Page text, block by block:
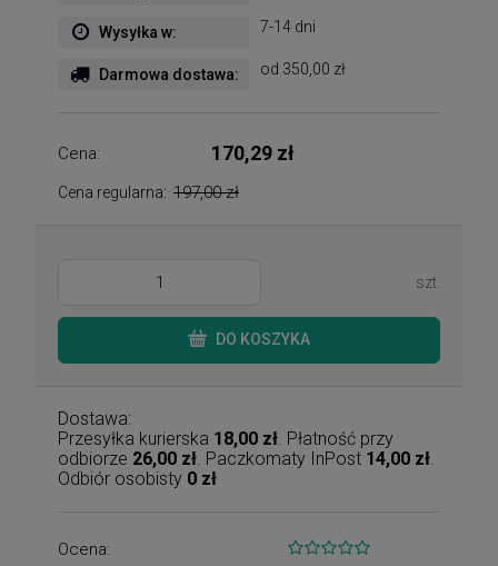
Wysyłka w: 7-14 dni
Darmowa dostawa: od 350,00 zł
Cena: 170,29 zł
Cena regularna: 197,00 zł
szt.
DO KOSZYKA
Dostawa:
Przesyłka kurierska 18,00 zł . Płatność przy
odbiorze 26,00 zł . Paczkomaty InPost 14,00 zł
Odbiór osobisty 0 zł
Ocena: